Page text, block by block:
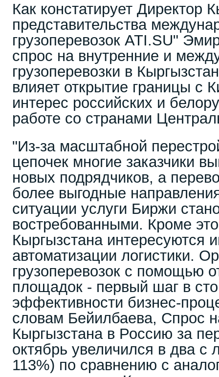
Как констатирует Директор
представительства
грузоперевозок ATI.SU"
спрос на внутренние и
грузоперевозки в
влияет открытие границы с
интерес российских и
работе со странами
"Из-за масштабной
цепочек многие заказчики
новых подрядчиков, а
более выгодные
ситуации услуги Биржи
востребованными. Кроме
Кыргызстана интересуются
автоматизации логистики.
грузоперевозок с помощью
площадок - первый шаг в
эффективности бизнес-
словам Бейилбаева, Спрос
Кыргызстана в Россию за
октябрь увеличился в два с
113%) по сравнению с